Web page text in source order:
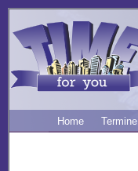
Home Termine